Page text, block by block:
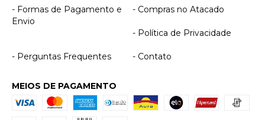
- Formas de Pagamento e
Envio
- Compras no Atacado
- Política de Privacidade
- Perguntas Frequentes - Contato
MEIOS DE PAGAMENTO